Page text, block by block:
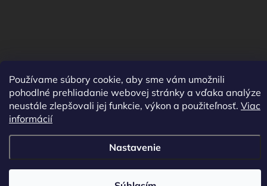
Používame súbory cookie, aby sme vám umožnili
pohodlné prehliadanie webovej stránky a vďaka analýze
neustále zlepšovali jej funkcie, výkon a použiteľnosť. Viac
informácií
Nastavenie
Vytvoril Shoptet
Maluha. Všetky práva vyhradené.